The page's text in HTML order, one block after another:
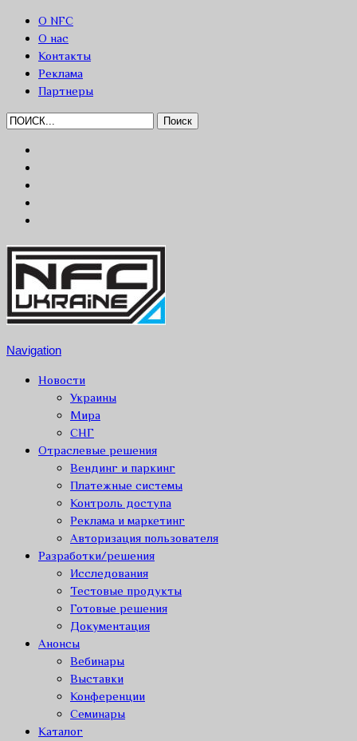
О NFC
О нас
Контакты
Реклама
Партнеры
Navigation
Новости
Украины
Мира
СНГ
Отраслевые решения
Вендинг и паркинг
Платежные системы
Контроль доступа
Реклама и маркетинг
Авторизация пользователя
Разработки/решения
Исследования
Тестовые продукты
Готовые решения
Документация
Анонсы
Вебинары
Выставки
Конференции
Семинары
Каталог